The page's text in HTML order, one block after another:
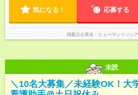
気になる！ 応募する
掲載元企業名 ヒューマンリソシ
未読
＼10名大募集／未経験OK！大